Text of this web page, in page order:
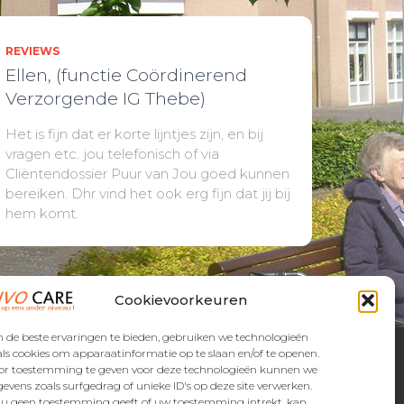
Cookievoorkeuren
de beste ervaringen te bieden, gebruiken we technologieën
cookies om apparaatinformatie op te slaan en/of te openen.
toestemming te geven voor deze technologieën kunnen we
zoals surfgedrag of unieke ID's op deze site verwerken.
REVIEWS
Ellen, (functie Coördinerend
Verzorgende IG Thebe)
Het is fijn dat er korte lijntjes zijn, en bij
vragen etc. jou telefonisch of via
Cliëntendossier Puur van Jou goed kunnen
bereiken. Dhr vind het ook erg fijn dat jij bij
hem komt.